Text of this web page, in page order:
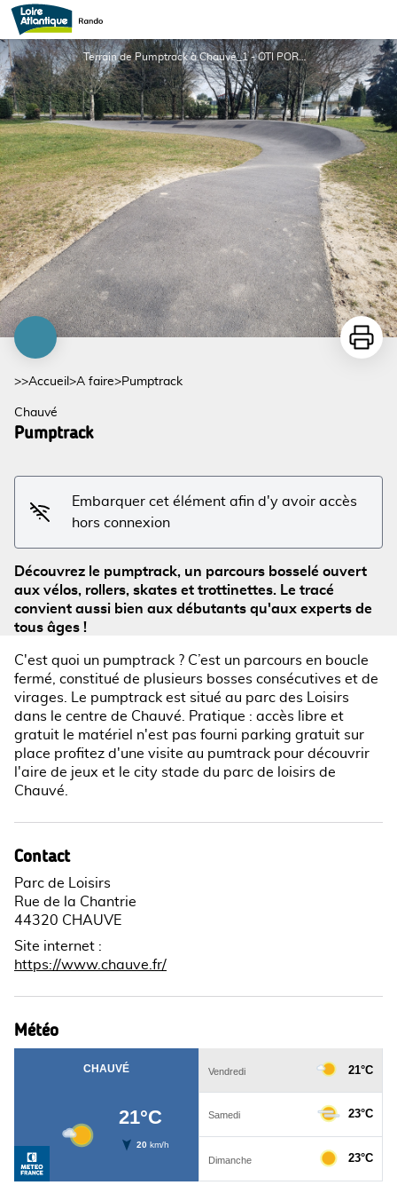
Pumptrack
Terrain de Pumptrack à Chauvé_1 - OTI PORNIC - Marie Le Gal
Voir l'image en plein écran
>>Accueil >A faire>Pumptrack
Chauvé
Pumptrack
Embarquer cet élément afin d'y avoir accès
hors connexion
Découvrez le pumptrack, un parcours bosselé ouvert
aux vélos, rollers, skates et trottinettes. Le tracé
convient aussi bien aux débutants qu'aux experts de
tous âges !
C'est quoi un pumptrack ? C’est un parcours en boucle
fermé, constitué de plusieurs bosses consécutives et de
virages. Le pumptrack est situé au parc des Loisirs
dans le centre de Chauvé. Pratique : accès libre et
gratuit le matériel n'est pas fourni parking gratuit sur
place profitez d'une visite au pumtrack pour découvrir
l'aire de jeux et le city stade du parc de loisirs de
Chauvé.
Contact
Parc de Loisirs
Rue de la Chantrie
44320 CHAUVE
Site internet :
https://www.chauve.fr/
Météo